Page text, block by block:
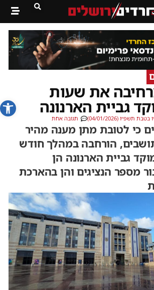
פתח
את שעות
גביית הארנונה
בטבת תשפ״ו (04/01/2026) תגובה אחת
כי לטובת מתן מענה מהיר
הורחבה במהלך חודש
גביית הארנונה הן
מספר הנציגים והן בהארכת